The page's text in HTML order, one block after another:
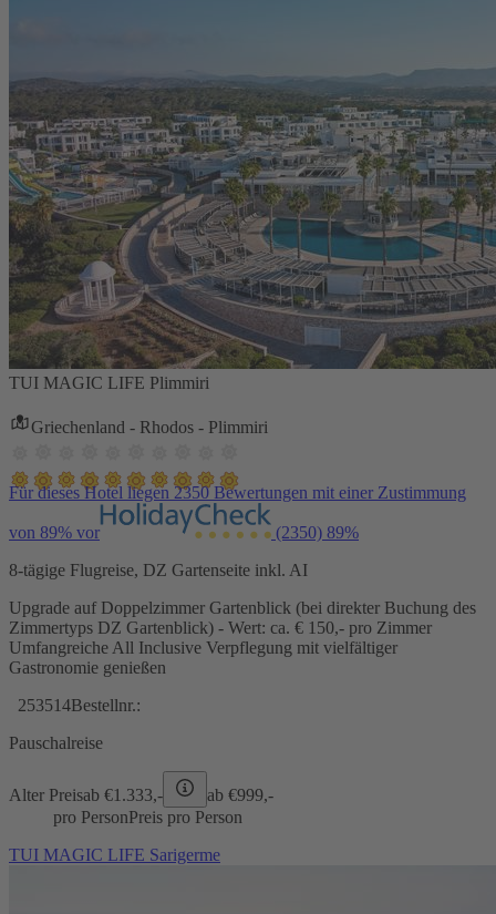
TUI MAGIC LIFE Plimmiri
Griechenland - Rhodos - Plimmiri
Für dieses Hotel liegen 2350 Bewertungen mit einer Zustimmung
von 89% vor (2350) 89%
8-tägige Flugreise, DZ Gartenseite inkl. AI
Upgrade auf Doppelzimmer Gartenblick (bei direkter Buchung des
Zimmertyps DZ Gartenblick) - Wert: ca. € 150,- pro Zimmer
Umfangreiche All Inclusive Verpflegung mit vielfältiger
Gastronomie genießen
253514Bestellnr.:
Pauschalreise
Alter Preisab €1.333,- ab €999,-
pro PersonPreis pro Person
TUI MAGIC LIFE Sarigerme